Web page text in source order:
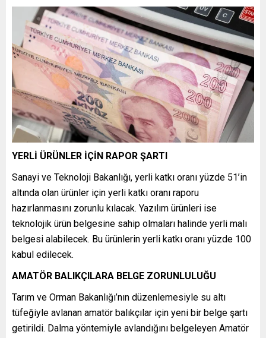
YERLİ ÜRÜNLER İÇİN RAPOR ŞARTI
Sanayi ve Teknoloji Bakanlığı, yerli katkı oranı yüzde 51’in
altında olan ürünler için yerli katkı oranı raporu
hazırlanmasını zorunlu kılacak. Yazılım ürünleri ise
teknolojik ürün belgesine sahip olmaları halinde yerli malı
belgesi alabilecek. Bu ürünlerin yerli katkı oranı yüzde 100
kabul edilecek.
AMATÖR BALIKÇILARA BELGE ZORUNLULUĞU
Tarım ve Orman Bakanlığı’nın düzenlemesiyle su altı
tüfeğiyle avlanan amatör balıkçılar için yeni bir belge şartı
getirildi. Dalma yöntemiyle avlandığını belgeleyen Amatör